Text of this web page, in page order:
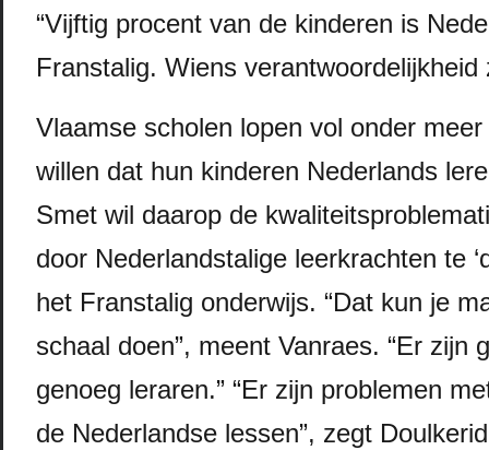
“Vijftig procent van de kinderen is
Franstalig. Wiens verantwoordelijkheid
Vlaamse scholen lopen vol onder
willen dat hun kinderen Nederlands
Smet wil daarop de
door Nederlandstalige leerkrachten te
het Franstalig onderwijs. “Dat kun je
schaal doen”, meent Vanraes. “Er zijn
genoeg leraren.” “Er zijn problemen
de Nederlandse lessen”, zegt